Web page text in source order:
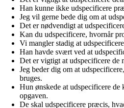
Han kunne ikke udspecificere
Jeg vil gerne bede dig om at
Det er nødvendigt at
Kan du udspecificere, hvornår
Vi mangler stadig at
Han havde svært ved at
Det er vigtigt at udspecificere de
Jeg beder dig om at
bruges.
Hun ønskede at udspecificere
opgaven.
De skal udspecificere præcis,